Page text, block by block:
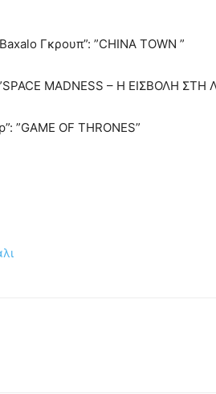
Γκρουπ”: ”CHINA TOWN ”
MADNESS – Η ΕΙΣΒΟΛΗ ΣΤΗ
”GAME OF THRONES”